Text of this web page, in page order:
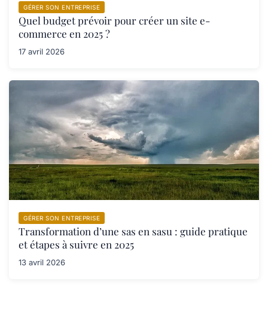
GÉRER SON ENTREPRISE
Quel budget prévoir pour créer un site e-
commerce en 2025 ?
17 avril 2026
GÉRER SON ENTREPRISE
Transformation d’une sas en sasu : guide pratique
et étapes à suivre en 2025
13 avril 2026